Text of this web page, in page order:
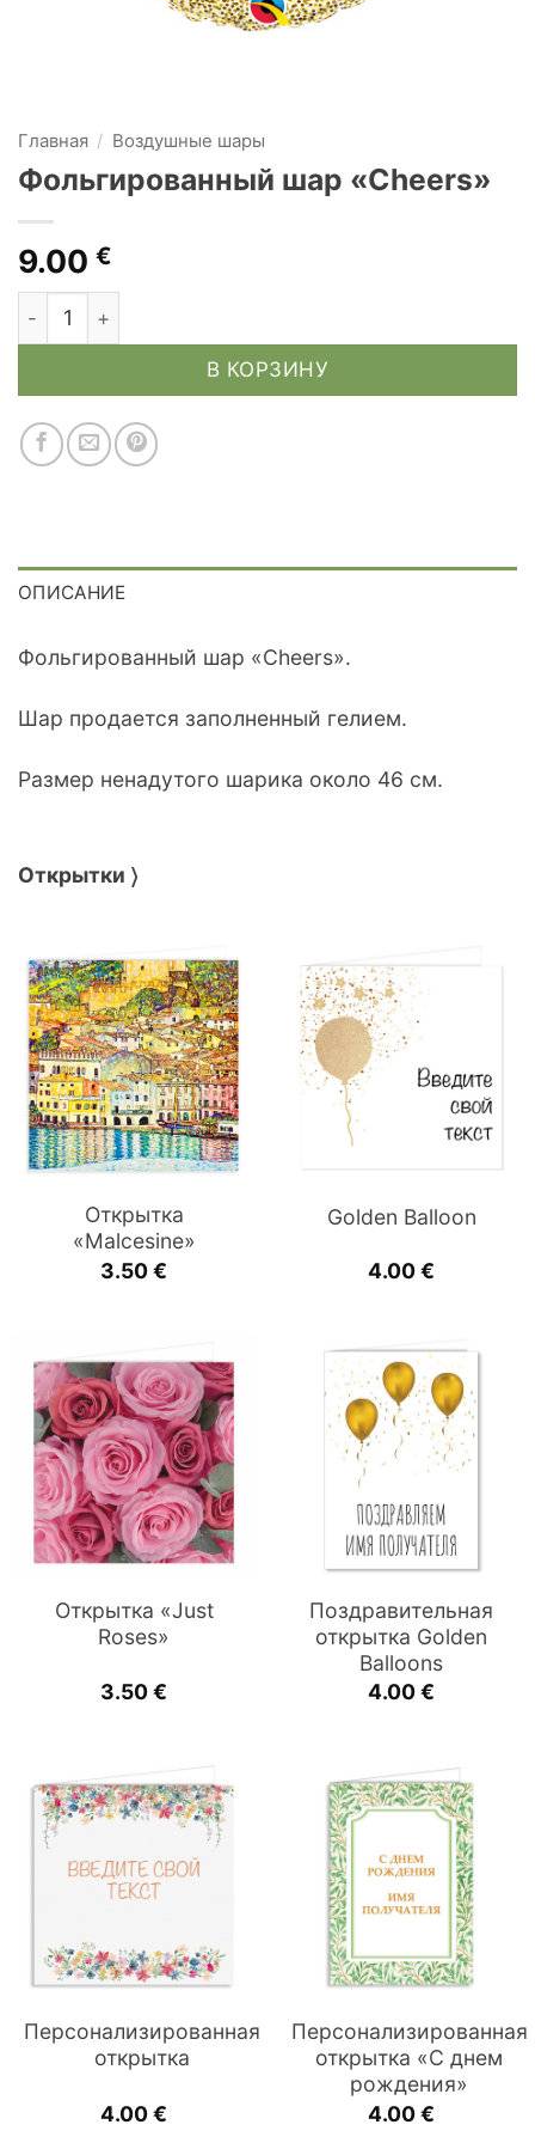
Главная / Воздушные шары
Фольгированный шар «Cheers»
9.00 €
Количество товара Фольгированный шар "Cheers"
В КОРЗИНУ
ОПИСАНИЕ
Фольгированный шар «Cheers».
Шар продается заполненный гелием.
Размер ненадутого шарика около 46 см.
Открытки 〉
Открытка
«Malcesine»
3.50€
Golden Balloon
4.00€
Открытка «Just
Roses»
3.50€
Поздравительная
открытка Golden
Balloons
4.00€
Персонализированная
открытка
4.00€
Персонализированная
открытка «С днем
рождения»
4.00€